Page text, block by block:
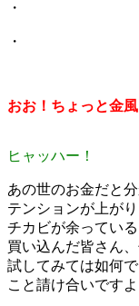
・
・
おお！ちょっと金
ヒャッハー！
あの世のお金だと
テンションが上が
チカビが余ってい
買い込んだ皆さん
試してみては如何
こと請け合いですよ